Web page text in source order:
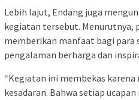
Lebih lajut, Endang juga
kegiatan tersebut. Menurutnya,
memberikan manfaat bagi
pengalaman berharga dan
“Kegiatan ini membekas
kesadaran. Bahwa setiap